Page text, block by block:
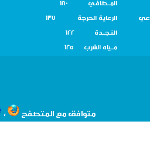
المــطافـي 180
الرعاية الحرجة 137
النـجــدة 122
مــياه الشرب 125
متوافق مع المتصفح ،